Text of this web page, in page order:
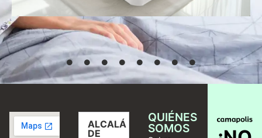
opciones
ALCALÁ
DE
QUIÉNES
SOMOS